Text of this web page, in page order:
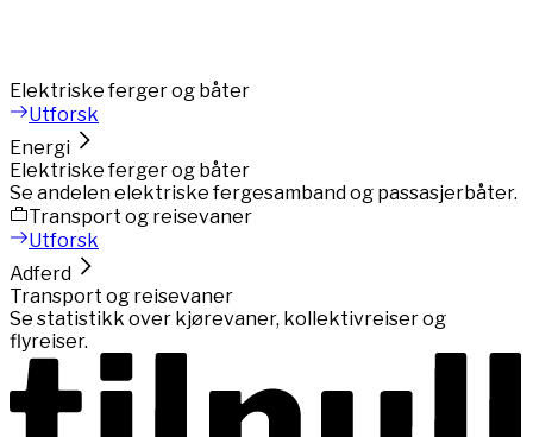
Elektriske ferger og båter
Utforsk
Energi
Elektriske ferger og båter
Se andelen elektriske fergesamband og passasjerbåter.
Transport og reisevaner
Utforsk
Adferd
Transport og reisevaner
Se statistikk over kjørevaner, kollektivreiser og
flyreiser.